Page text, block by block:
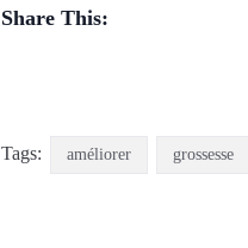
Share This:
Tags: améliorer grossesse